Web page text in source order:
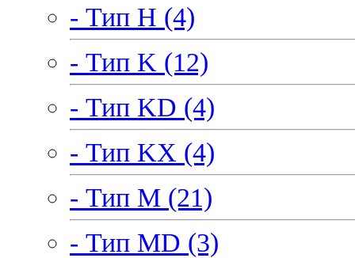
- Тип H (4)
- Тип K (12)
- Тип KD (4)
- Тип KX (4)
- Тип M (21)
- Тип MD (3)